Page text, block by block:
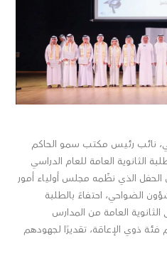
نائب رئيس مكتب سمو الحاكم
الثانوية العامة للعام الدراسي
خلال الحفل الذي نظّمه مجلس أولياء أمور
الضواحي، احتفاءً بالطلبة
العامة من المدارس
فئة ذوي الإعاقة، تقديرًا لجهودهم